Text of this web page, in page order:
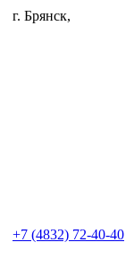
г. Брянск,
+7 (4832) 72-40-40